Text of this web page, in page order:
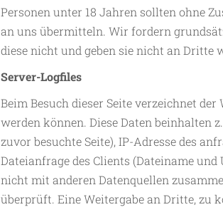
Personen unter 18 Jahren sollten ohne
an uns übermitteln. Wir fordern
diese nicht und geben sie nicht an Dritte
Server-Logfiles
Beim Besuch dieser Seite verzeichnet
werden können. Diese Daten beinhalten
zuvor besuchte Seite), IP-Adresse des
Dateianfrage des Clients (Dateiname
nicht mit anderen Datenquellen
überprüft. Eine Weitergabe an Dritte, zu